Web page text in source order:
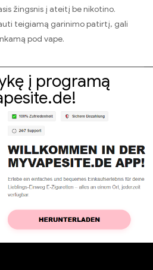
žingsnis į ateitį be nikotino.
teigiamą garinimo patirtį, gali
pod vape.
į programą